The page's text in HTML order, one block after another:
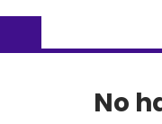
No